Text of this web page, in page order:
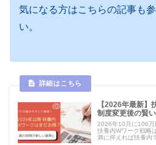
気になる方はこちらの記事も
い。
【2026年最新】
制度変更後の賢
2026年10月に106万
扶養内Wワーク戦略
満に抑えれば扶養内